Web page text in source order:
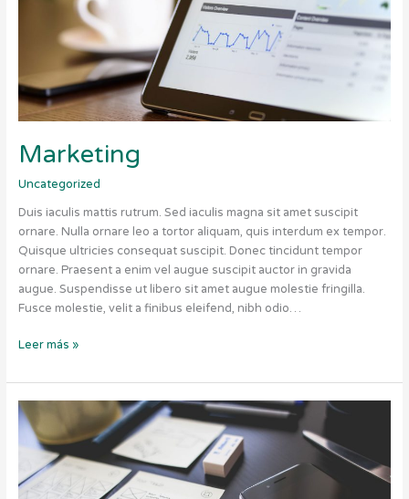
Marketing
Uncategorized
Duis iaculis mattis rutrum. Sed iaculis magna sit amet suscipit
ornare. Nulla ornare leo a tortor aliquam, quis interdum ex tempor.
Quisque ultricies consequat suscipit. Donec tincidunt tempor
ornare. Praesent a enim vel augue suscipit auctor in gravida
augue. Suspendisse ut libero sit amet augue molestie fringilla.
Fusce molestie, velit a finibus eleifend, nibh odio…
Leer más »
Playful
illustration